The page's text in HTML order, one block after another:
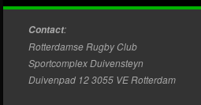
Contact:
Rotterdamse Rugby Club
Sportcomplex Duivensteyn
Duivenpad 12 3055 VE Rotterdam